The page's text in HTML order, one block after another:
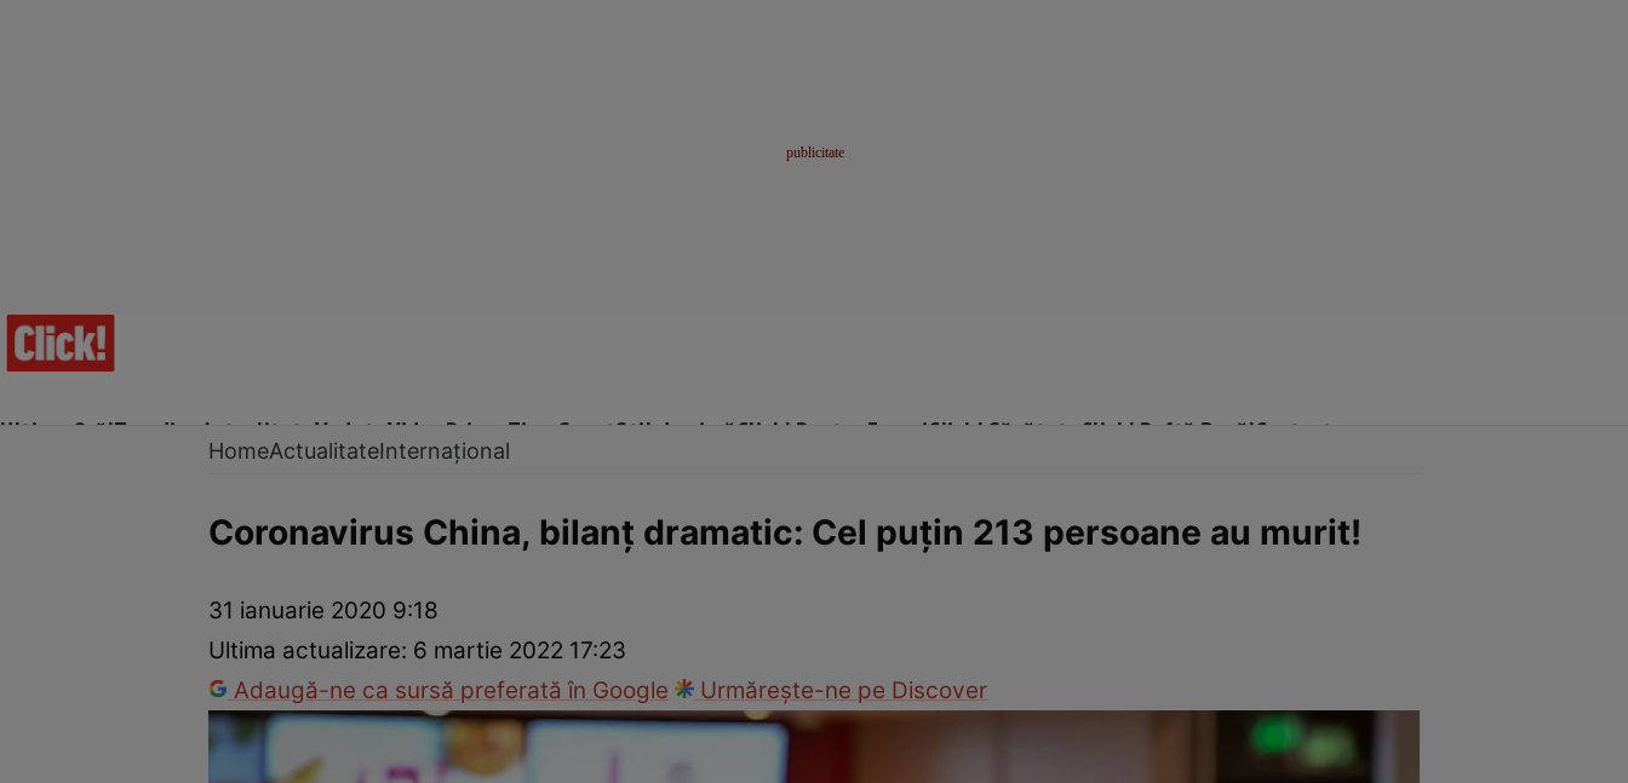
Ultima Oră!Trending Actualitate Vedete Video Prime Time SportStil de viațăClick! Pentru FemeiClick! Sănătate Click! Poftă Bună!Contact
InternaționalFapt divers
HomeActualitateInternațional
Coronavirus China, bilanț dramatic: Cel puțin 213 persoane au murit!
31 ianuarie 2020 9:18
Ultima actualizare: 6 martie 2022 17:23
Adaugă-ne ca sursă preferată în Google
Urmărește-ne pe Discover